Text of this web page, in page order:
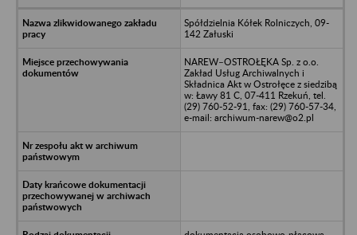
Spółdzielnia Kółek Rolniczych, 09-
142 Załuski
NAREW–OSTROŁĘKA Sp. z o.o.
Zakład Usług Archiwalnych i
Składnica Akt w Ostrołęce z siedzibą
w: Ławy 81 C, 07-411 Rzekuń, tel.
(29) 760-52-91, fax: (29) 760-57-34,
e-mail: archiwum-narew@o2.pl